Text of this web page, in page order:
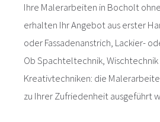
Ihre Malerarbeiten in Bocholt
erhalten Ihr Angebot aus erster
oder Fassadenanstrich, Lackier-
Ob Spachteltechnik,
Kreativtechniken: die
zu Ihrer Zufriedenheit ausgeführt